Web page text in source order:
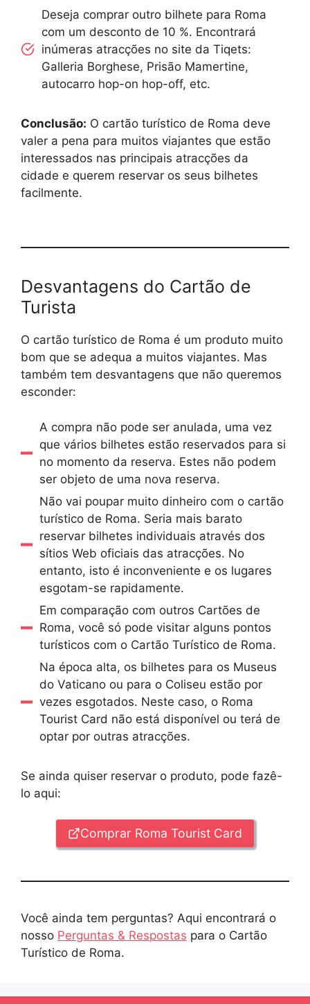
Deseja comprar outro bilhete para Roma
com um desconto de 10 %. Encontrará
inúmeras atracções no site da Tiqets:
Galleria Borghese, Prisão Mamertine,
autocarro hop-on hop-off, etc.
Conclusão: O cartão turístico de Roma deve
valer a pena para muitos viajantes que estão
interessados nas principais atracções da
cidade e querem reservar os seus bilhetes
facilmente.
Desvantagens do Cartão de
Turista
O cartão turístico de Roma é um produto muito
bom que se adequa a muitos viajantes. Mas
também tem desvantagens que não queremos
esconder:
A compra não pode ser anulada, uma vez
que vários bilhetes estão reservados para si
no momento da reserva. Estes não podem
ser objeto de uma nova reserva.
Não vai poupar muito dinheiro com o cartão
turístico de Roma. Seria mais barato
reservar bilhetes individuais através dos
sítios Web oficiais das atracções. No
entanto, isto é inconveniente e os lugares
esgotam-se rapidamente.
Em comparação com outros Cartões de
Roma, você só pode visitar alguns pontos
turísticos com o Cartão Turístico de Roma.
Na época alta, os bilhetes para os Museus
do Vaticano ou para o Coliseu estão por
vezes esgotados. Neste caso, o Roma
Tourist Card não está disponível ou terá de
optar por outras atracções.
Se ainda quiser reservar o produto, pode fazê-
lo aqui:
Comprar Roma Tourist Card
Você ainda tem perguntas? Aqui encontrará o
nosso Perguntas & Respostas para o Cartão
Turístico de Roma.